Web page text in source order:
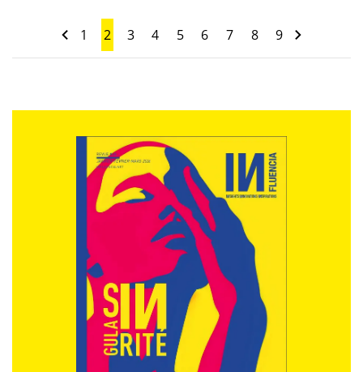
1 2 3 4 5 6 7 8 9